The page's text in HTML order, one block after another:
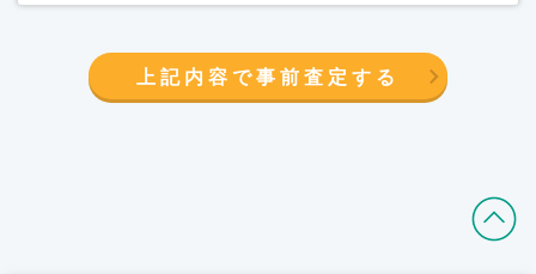
上記内容で事前査定する